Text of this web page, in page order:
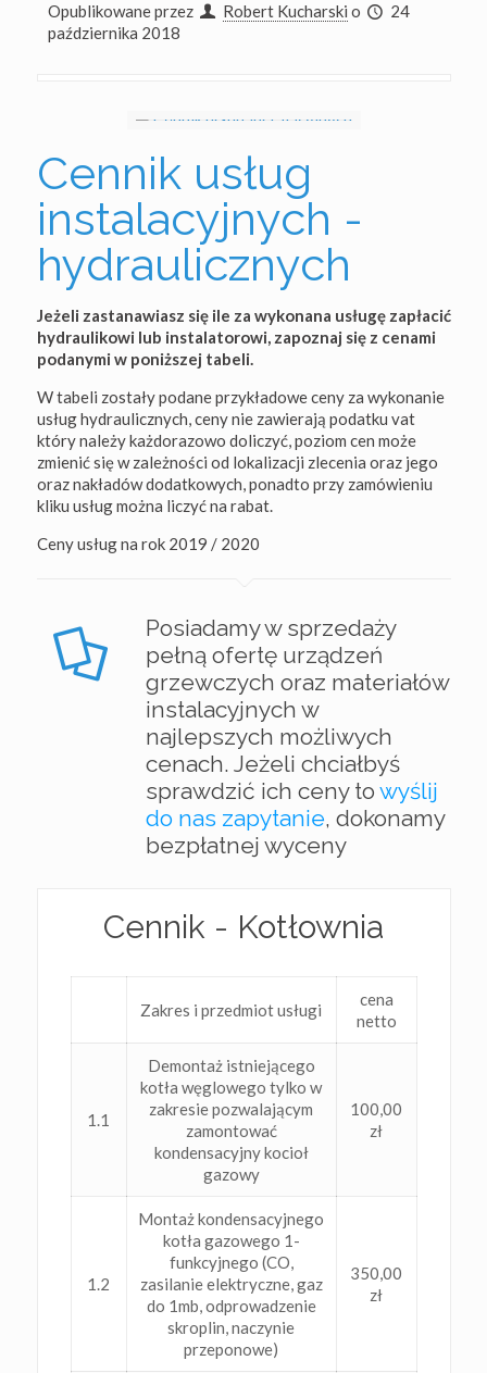
Opublikowane przez Robert Kucharski o
24
października 2018
Cennik usług
instalacyjnych -
hydraulicznych
Jeżeli zastanawiasz się ile za wykonana usługę zapłacić
hydraulikowi lub instalatorowi, zapoznaj się z cenami
podanymi w poniższej tabeli.
W tabeli zostały podane przykładowe ceny za wykonanie
usług hydraulicznych, ceny nie zawierają podatku vat
który należy każdorazowo doliczyć, poziom cen może
zmienić się w zależności od lokalizacji zlecenia oraz jego
oraz nakładów dodatkowych, ponadto przy zamówieniu
kliku usług można liczyć na rabat.
Ceny usług na rok 2019 / 2020
Posiadamy w sprzedaży
pełną ofertę urządzeń
grzewczych oraz materiałów
instalacyjnych w
najlepszych możliwych
cenach. Jeżeli chciałbyś
sprawdzić ich ceny to wyślij
do nas zapytanie, dokonamy
bezpłatnej wyceny
Cennik - Kotłownia
Zakres i przedmiot usługi
cena
netto
1.1
Demontaż istniejącego
kotła węglowego tylko w
zakresie pozwalającym
zamontować
kondensacyjny kocioł
gazowy
100,00
zł
1.2
Montaż kondensacyjnego
kotła gazowego 1-
funkcyjnego (CO,
zasilanie elektryczne, gaz
do 1mb, odprowadzenie
skroplin, naczynie
przeponowe)
350,00
zł